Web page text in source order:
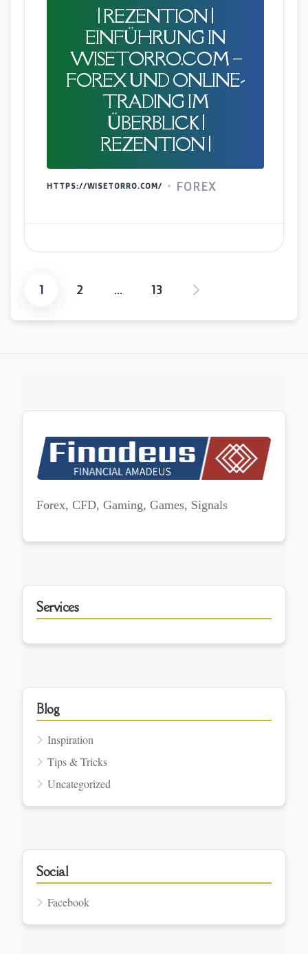
| REZENTION |
EINFÜHRUNG IN
WISETORRO.COM –
FOREX UND ONLINE-
TRADING IM
ÜBERBLICK |
REZENTION |
HTTPS://WISETORRO.COM/ FOREX
Posts
pagination
1 2 … 13
Forex, CFD, Gaming, Games, Signals
Services
Blog
Inspiration
Tips & Tricks
Uncategorized
Social
Facebook